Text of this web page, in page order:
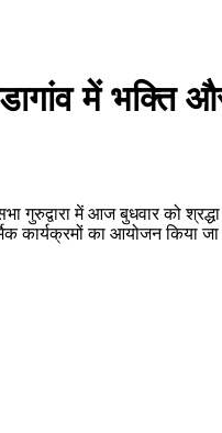
में भक्ति
गुरुद्वारा में आज बुधवार को
कार्यक्रमों का आयोजन किया जा